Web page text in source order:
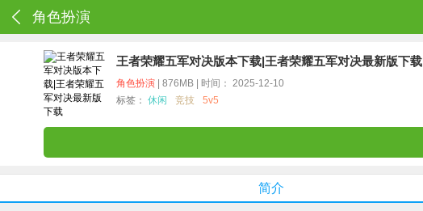
角色扮演
王者荣耀五军对决版本下载|王者荣耀五军对决最新版下载
角色扮演| 876MB | 时间： 2025-12-10
标签： 休闲 竞技 5v5
简介